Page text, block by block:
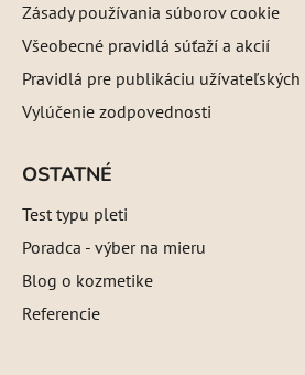
Zásady používania súborov cookie
Všeobecné pravidlá súťaží a akcií
Pravidlá pre publikáciu užívateľských
Vylúčenie zodpovednosti
OSTATNÉ
Test typu pleti
Poradca - výber na mieru
Blog o kozmetike
Referencie